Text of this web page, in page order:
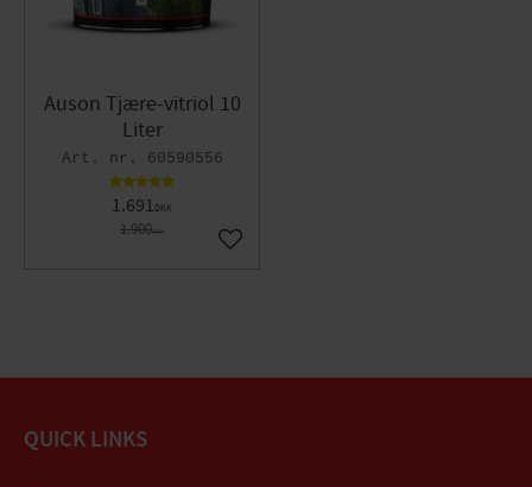
Auson Tjære-vitriol 10
Liter
60590556
1.691DKK
1.900DKK
Gem som favorit
QUICK LINKS